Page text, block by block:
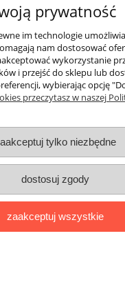
Wojska Polskiego 86 | 65-
535 937 897 | mail:
pełną wersję strony
internetowy Shoper.pl
prywatność
im technologie
nam dostosować
wykorzystanie
i przejść do sklepu lub
wybierając opcję
przeczytasz w naszej
tylko niezbędne
dostosuj zgody
zaakceptuj wszystkie